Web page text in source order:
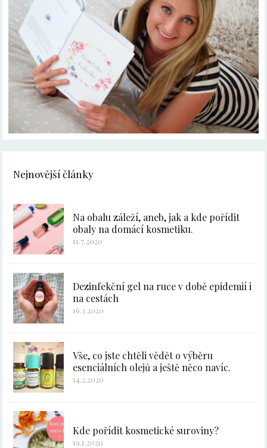
Nejnovější články
Na obalu záleží, aneb, jak a kde pořídit
obaly na domácí kosmetiku.
11.7.2020
Dezinfekční gel na ruce v době epidemií i
na cestách
16.3.2020
Vše, co jste chtěli vědět o výběru
esenciálních olejů a ještě něco navíc.
14.2.2020
Kde pořídit kosmetické suroviny?
19.1.2020